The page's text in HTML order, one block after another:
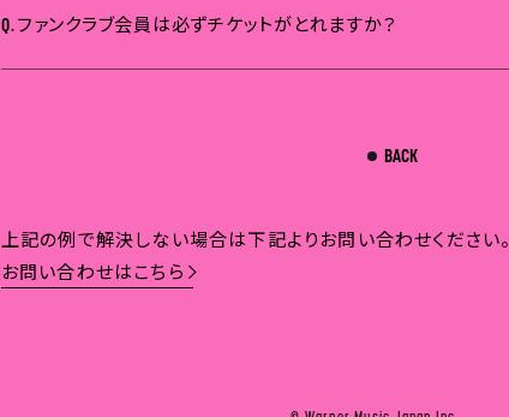
Q. ファンクラブ会員は必ずチケットがとれますか？
BACK
上記の例で解決しない場合は下記よりお問い合わせください。
お問い合わせはこちら